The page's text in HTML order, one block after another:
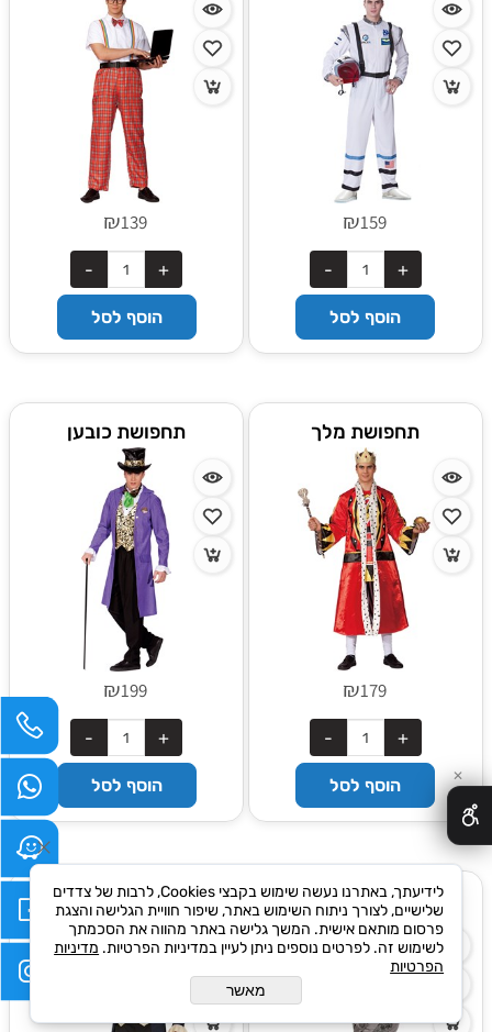
₪159
הוסף לסל
₪139
הוסף לסל
תחפושת מלך
₪179
הוסף לסל
תחפושת כובען
₪199
הוסף לסל
תחפושת זאב תחפושת פיראט מלכותי
✕
לידיעתך, באתרנו נעשה שימוש בקבצי Cookies, לרבות של צדדים
שלישיים, לצורך ניתוח השימוש באתר, שיפור חוויית הגלישה והצגת
פרסום מותאם אישית. המשך גלישה באתר מהווה את הסכמתך
לשימוש זה. לפרטים נוספים ניתן לעיין במדיניות הפרטיות. מדיניות
הפרטיות
מאשר